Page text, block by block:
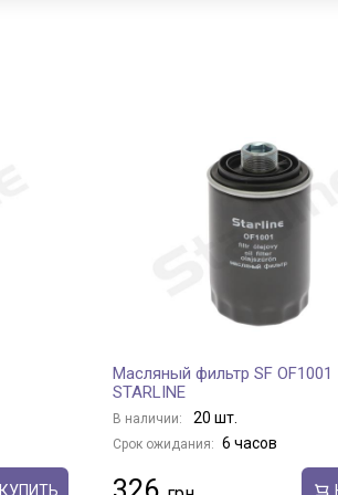
КУПИТЬ
Масляный фильтр SF OF1001
STARLINE
В наличии: 20 шт.
Срок ожидания: 6 часов